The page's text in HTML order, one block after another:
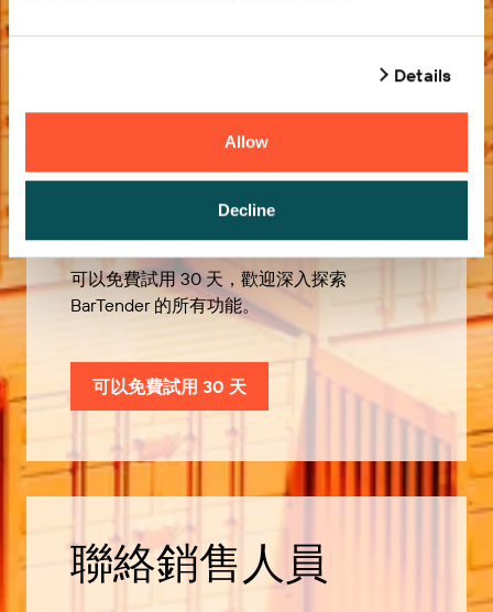
Details
Allow
Decline
歡迎免費試用
可以免費試用 30 天，歡迎深入探索
BarTender 的所有功能。
可以免費試用 30 天
聯絡銷售人員